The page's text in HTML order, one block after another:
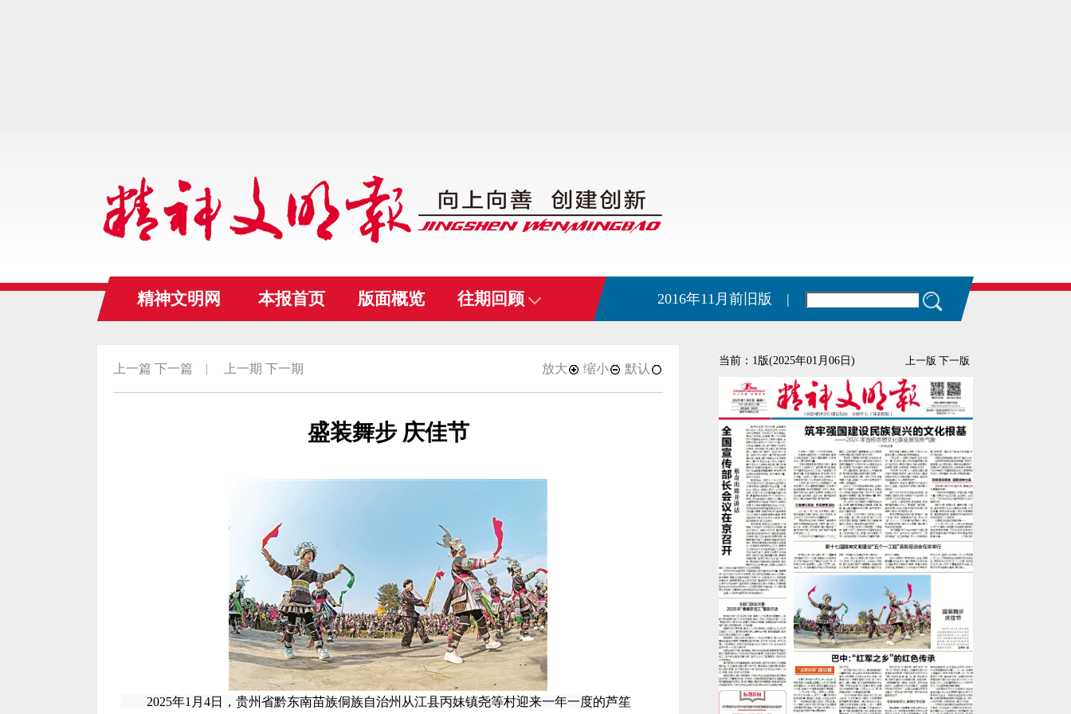
精神文明网 本报首页 版面概览 往期回顾 2016年11月前旧版 |
上一篇 下一篇 | 上一期 下一期 放大 缩小 默认
盛装舞步 庆佳节
2025年1月4日，贵州省黔东南苗族侗族自治州从江县丙妹镇尧等村迎来一年一度的芦笙
当前：1版(2025年01月06日) 上一版 下一版